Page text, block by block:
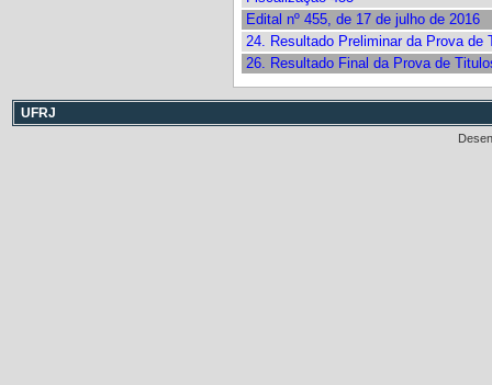
Edital nº 455, de 17 de julho de 2016
24. Resultado Preliminar da Prova de
26. Resultado Final da Prova de
UFRJ